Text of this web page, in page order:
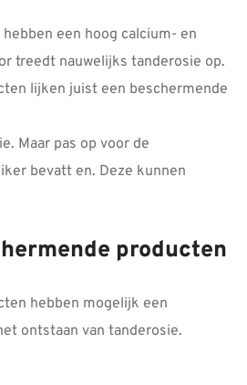
een hoog calcium- en
treedt nauwelijks tanderosie op.
lijken juist een beschermende
Maar pas op voor de
bevatt en. Deze kunnen
producten
hebben mogelijk een
ontstaan van tanderosie.